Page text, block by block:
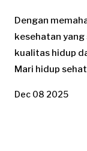
Dengan
kesehatan
kualitas hidup
Mari hidup
Dec 08 2025